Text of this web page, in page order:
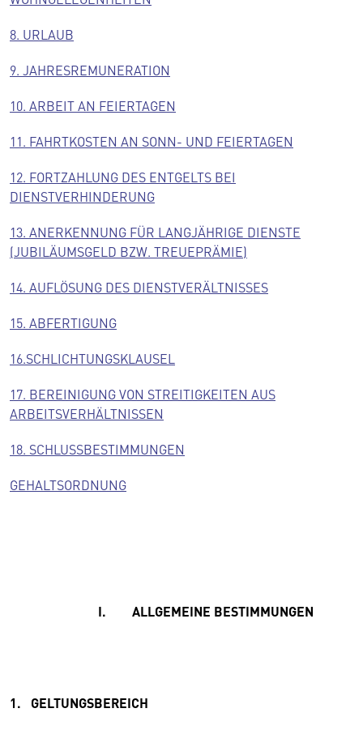
8. URLAUB
9. JAHRESREMUNERATION
10. ARBEIT AN FEIERTAGEN
11. FAHRTKOSTEN AN SONN- UND FEIERTAGEN
12. FORTZAHLUNG DES ENTGELTS BEI
DIENSTVERHINDERUNG
13. ANERKENNUNG FÜR LANGJÄHRIGE DIENSTE
(JUBILÄUMSGELD BZW. TREUEPRÄMIE)
14. AUFLÖSUNG DES DIENSTVERÄLTNISSES
15. ABFERTIGUNG
16.SCHLICHTUNGSKLAUSEL
17. BEREINIGUNG VON STREITIGKEITEN AUS
ARBEITSVERHÄLTNISSEN
18. SCHLUSSBESTIMMUNGEN
GEHALTSORDNUNG
I. ALLGEMEINE BESTIMMUNGEN
1. GELTUNGSBEREICH